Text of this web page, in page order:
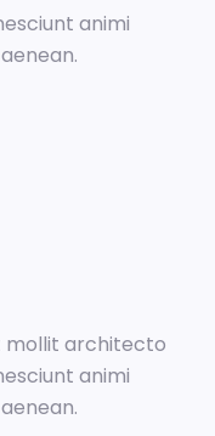
animi
mollit architecto
animi